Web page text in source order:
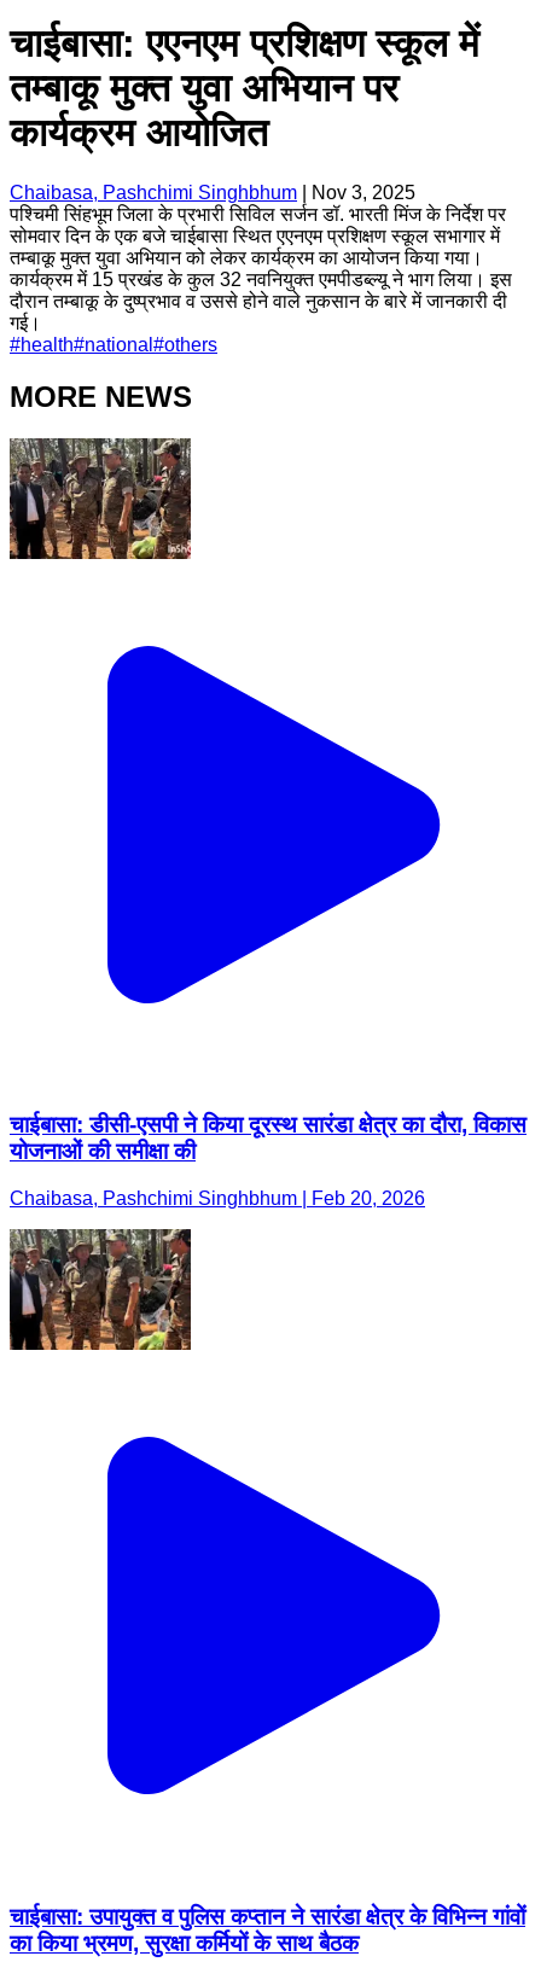
चाईबासा: एएनएम प्रशिक्षण स्कूल में
तम्बाकू मुक्त युवा अभियान पर
कार्यक्रम आयोजित
Chaibasa, Pashchimi Singhbhum
Nov 3, 2025
पश्चिमी सिंहभूम जिला के प्रभारी सिविल सर्जन डॉ. भारती मिंज के निर्देश पर
सोमवार दिन के एक बजे चाईबासा स्थित एएनएम प्रशिक्षण स्कूल सभागार में
तम्बाकू मुक्त युवा अभियान को लेकर कार्यक्रम का आयोजन किया गया।
कार्यक्रम में 15 प्रखंड के कुल 32 नवनियुक्त एमपीडब्ल्यू ने भाग लिया। इस
दौरान तम्बाकू के दुष्प्रभाव व उससे होने वाले नुकसान के बारे में जानकारी दी
गई।
#health#national #others
MORE NEWS
चाईबासा: डीसी-एसपी ने किया दूरस्थ सारंडा क्षेत्र का दौरा, विकास
योजनाओं की समीक्षा की
Chaibasa, Pashchimi Singhbhum | Feb 20, 2026
चाईबासा: उपायुक्त व पुलिस कप्तान ने सारंडा क्षेत्र के विभिन्न गांवों
का किया भ्रमण, सुरक्षा कर्मियों के साथ बैठक